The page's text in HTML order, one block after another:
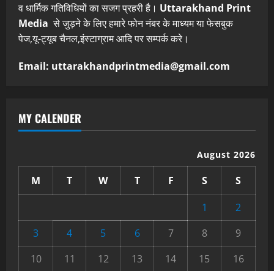
व धार्मिक गतिविधियों का सजग प्रहरी है। Uttarakhand Print
Media से जुड़ने के लिए हमारे फोन नंबर के माध्यम या फेसबुक
पेज,यू-ट्यूब चैनल,इंस्टाग्राम आदि पर सम्पर्क करे।
Email: uttarakhandprintmedia@gmail.com
MY CALENDER
August 2026
M T W T F S
S
1
2
3
4 5 6 7 8
9
10
11 12 13 14 15 16